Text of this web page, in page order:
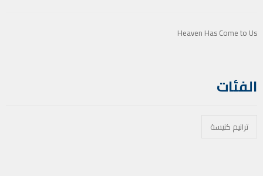
Heaven Has Come to Us
الفئات
ترانيم كنيسة